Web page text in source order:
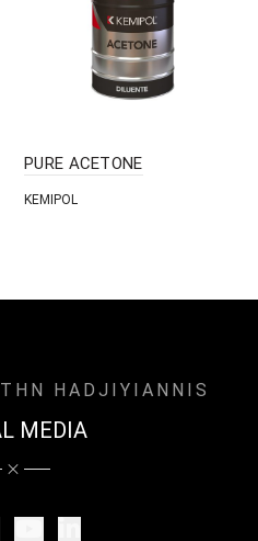
PURE ACETONE
KEMIPOL
HADJIYIANNIS
MEDIA